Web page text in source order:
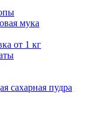
мука
от 1 кг
сахарная пудра